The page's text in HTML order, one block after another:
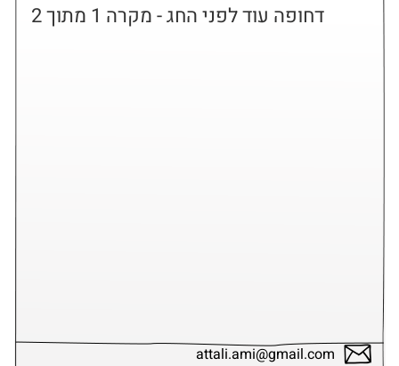
דחופה עוד לפני החג - מקרה 1 מתוך 2
attali.ami@gmail.com